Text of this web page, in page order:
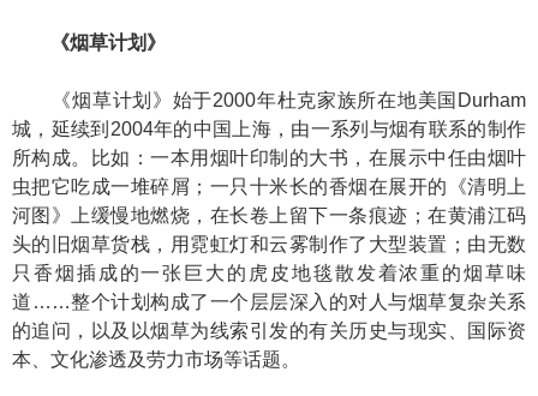
《烟草计划》
《烟草计划》始于2000年杜克家族所在地美国Durham
城，延续到2004年的中国上海，由一系列与烟有联系的制作
所构成。比如：一本用烟叶印制的大书，在展示中任由烟叶
虫把它吃成一堆碎屑；一只十米长的香烟在展开的《清明上
河图》上缓慢地燃烧，在长卷上留下一条痕迹；在黄浦江码
头的旧烟草货栈，用霓虹灯和云雾制作了大型装置；由无数
只香烟插成的一张巨大的虎皮地毯散发着浓重的烟草味
道……整个计划构成了一个层层深入的对人与烟草复杂关系
的追问，以及以烟草为线索引发的有关历史与现实、国际资
本、文化渗透及劳力市场等话题。